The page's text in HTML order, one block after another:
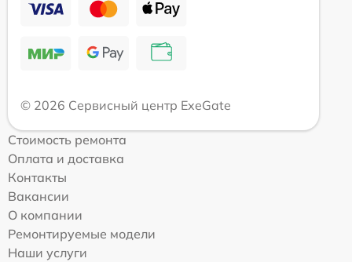
© 2026 Сервисный центр ExeGate
Стоимость ремонта
Оплата и доставка
Контакты
Вакансии
О компании
Ремонтируемые модели
Наши услуги